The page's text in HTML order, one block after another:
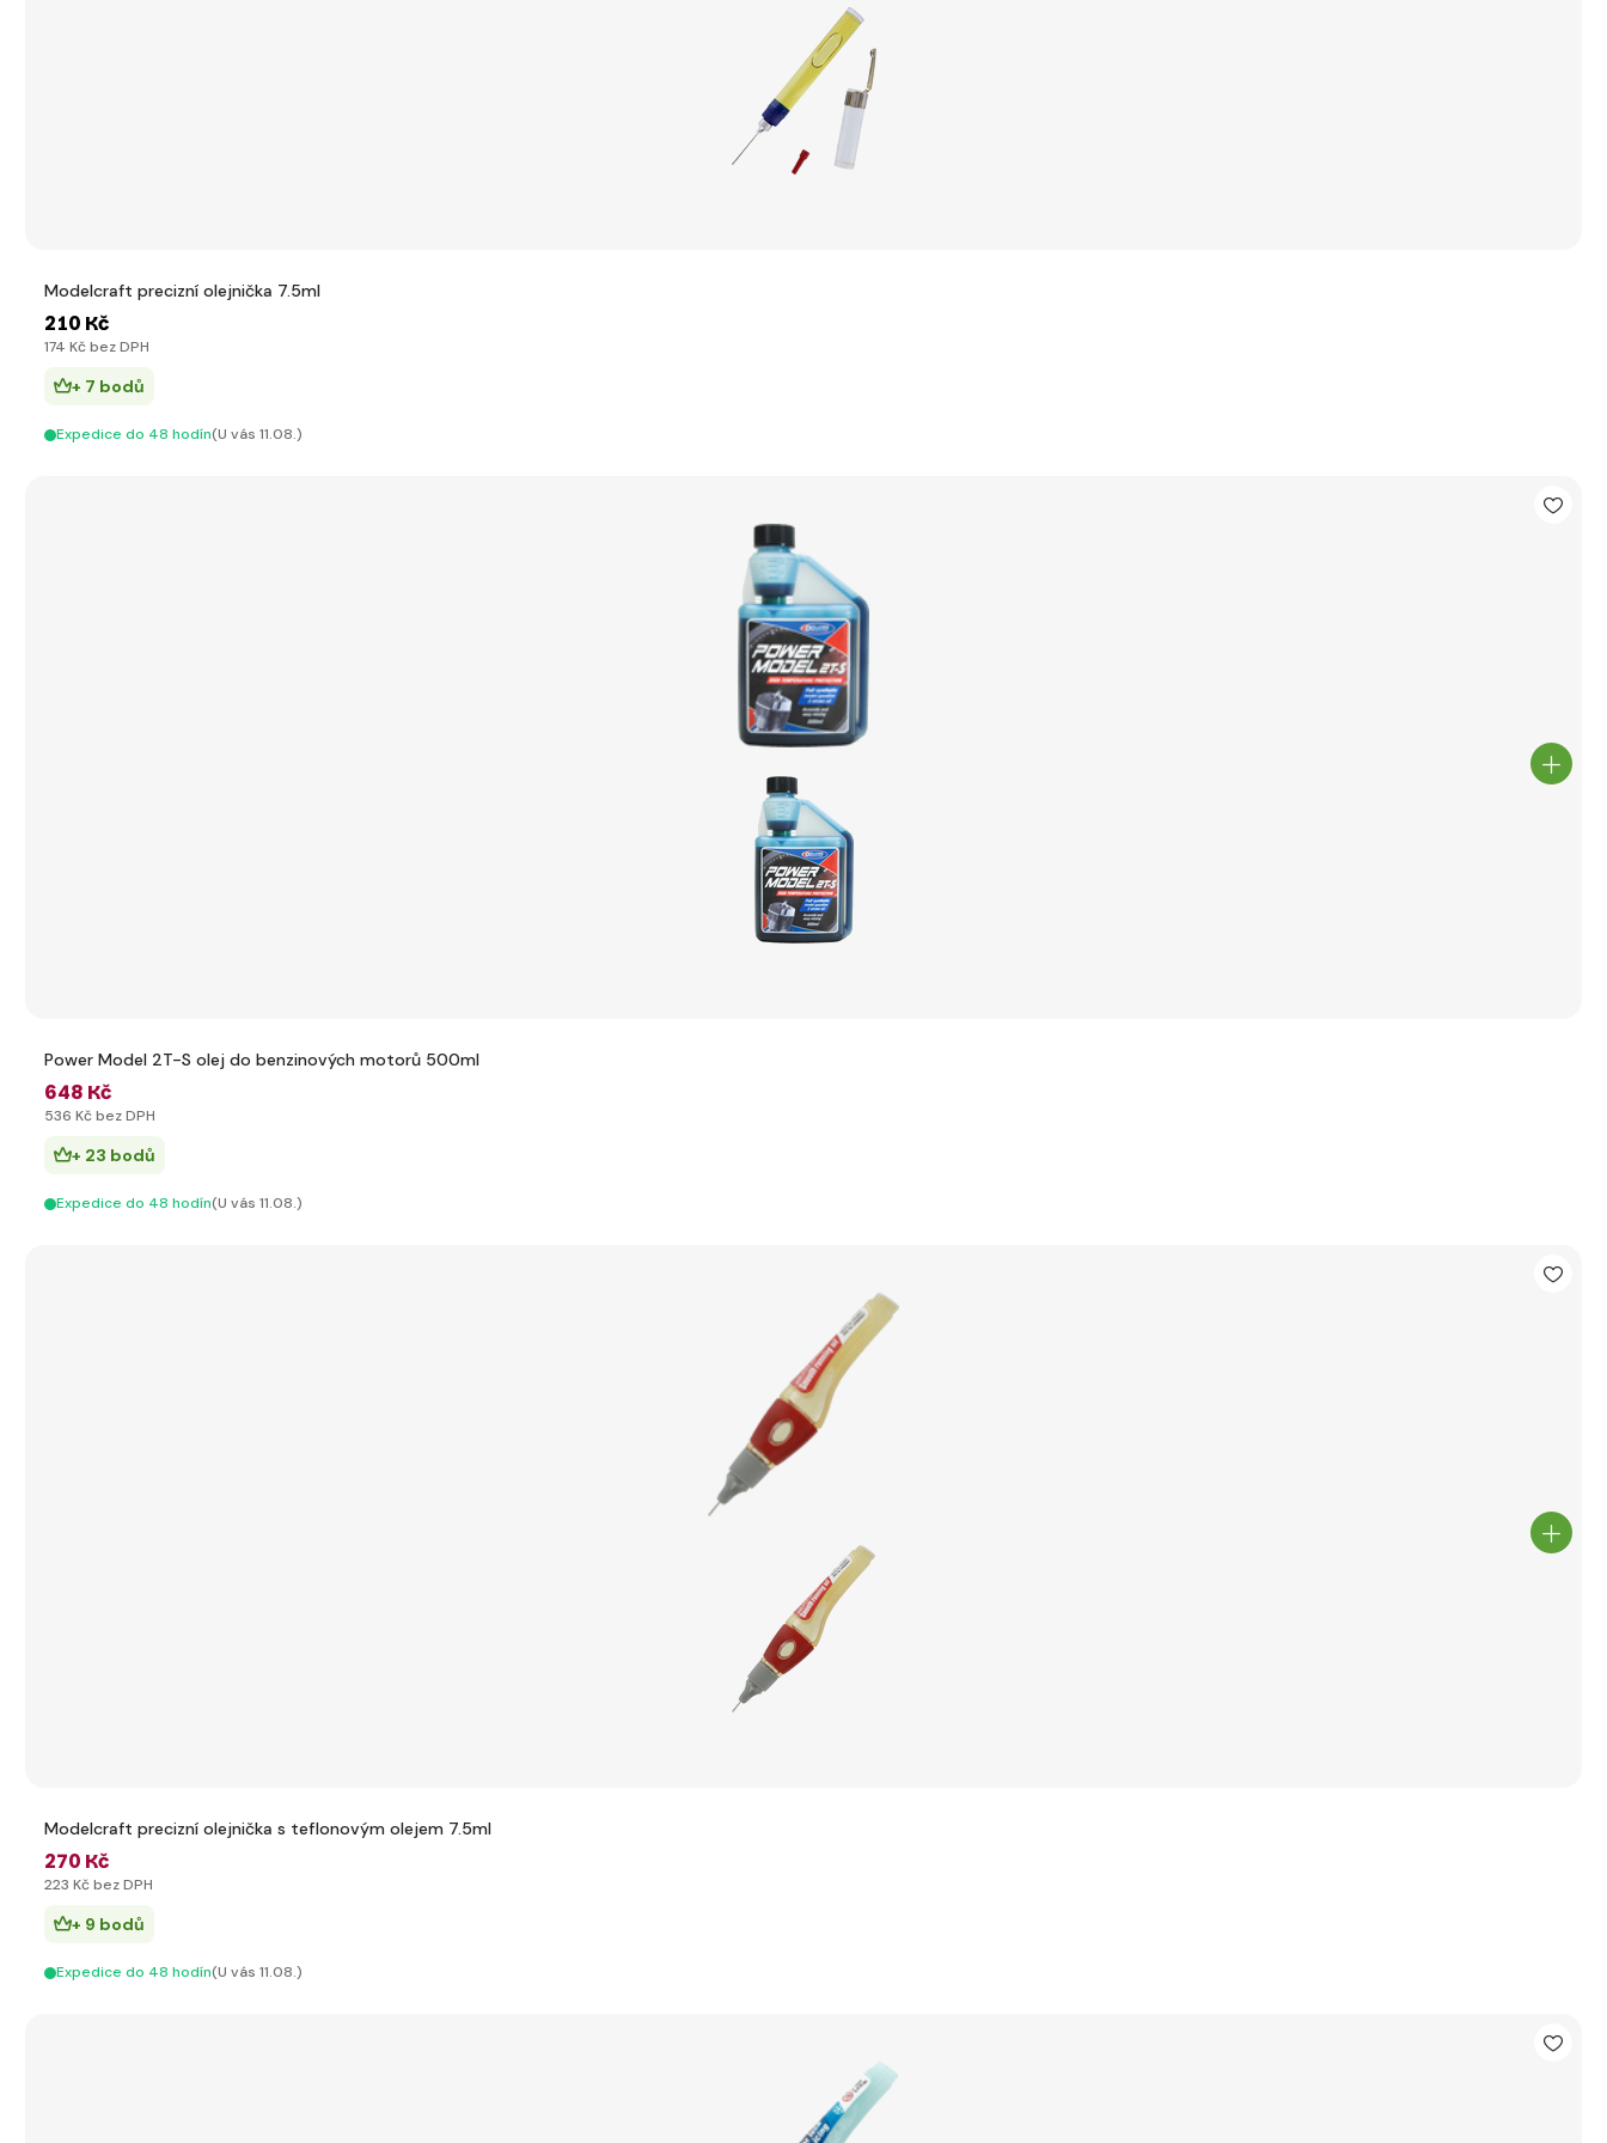
Modelcraft precizní olejnička 7.5ml
210 Kč
174 Kč bez DPH
+ 7 bodů
Expedice do 48 hodín(U vás 11.08.)
Power Model 2T-S olej do benzinových motorů 500ml
648 Kč
536 Kč bez DPH
+ 23 bodů
Expedice do 48 hodín(U vás 11.08.)
Modelcraft precizní olejnička s teflonovým olejem 7.5ml
270 Kč
223 Kč bez DPH
+ 9 bodů
Expedice do 48 hodín(U vás 11.08.)